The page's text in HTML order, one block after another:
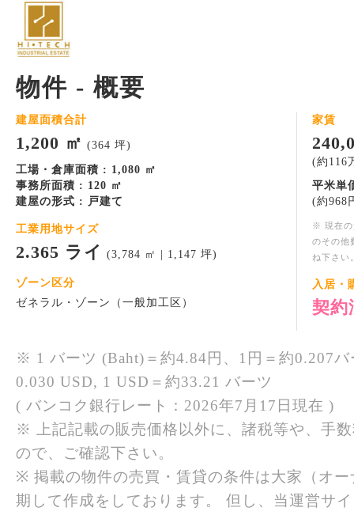
物件 - 概要
建屋面積合計
1,200 ㎡ (364 坪)
工場・倉庫面積 : 1,080 ㎡
事務所面積 : 120 ㎡
建屋の形式 : 戸建て
工業用地サイズ
2.365 ライ (3,784 ㎡ | 1,147 坪)
ゾーン区分
ゼネラル・ゾーン（一般加工区）
家賃
(約116
平米単
(約968
※ 現在の
のその他
ね下さい
入居・
契約
※ 1 バーツ (Baht)＝約4.84円、1円＝約0.207
0.030 USD, 1 USD＝約33.21 バーツ
( バンコク銀行レート：2026年7月17日現在 )
※ 上記記載の販売価格以外に、諸税等や、手
ので、ご確認下さい。
※ 掲載の物件の売買・賃貸の条件は大家（オ
期して作成をしております。 但し、当運営サ